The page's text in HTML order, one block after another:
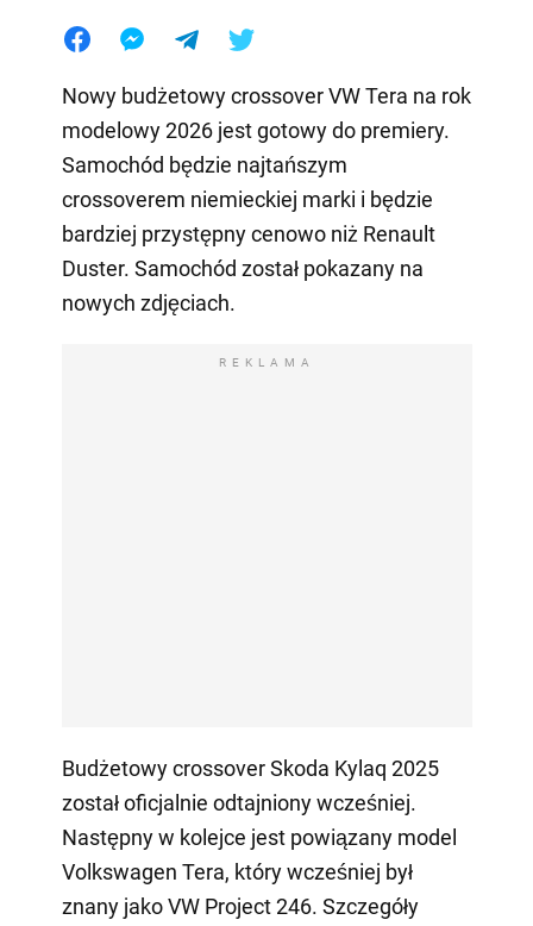
Nowy budżetowy crossover VW Tera na rok
modelowy 2026 jest gotowy do premiery.
Samochód będzie najtańszym
crossoverem niemieckiej marki i będzie
bardziej przystępny cenowo niż Renault
Duster. Samochód został pokazany na
nowych zdjęciach.
REKLAMA
Budżetowy crossover Skoda Kylaq 2025
został oficjalnie odtajniony wcześniej.
Następny w kolejce jest powiązany model
Volkswagen Tera, który wcześniej był
znany jako VW Project 246. Szczegóły